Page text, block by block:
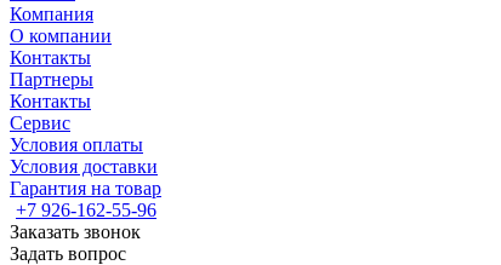
Компания
О компании
Контакты
Партнеры
Контакты
Сервис
Условия оплаты
Условия доставки
Гарантия на товар
+7 926-162-55-96
Заказать звонок
Задать вопрос